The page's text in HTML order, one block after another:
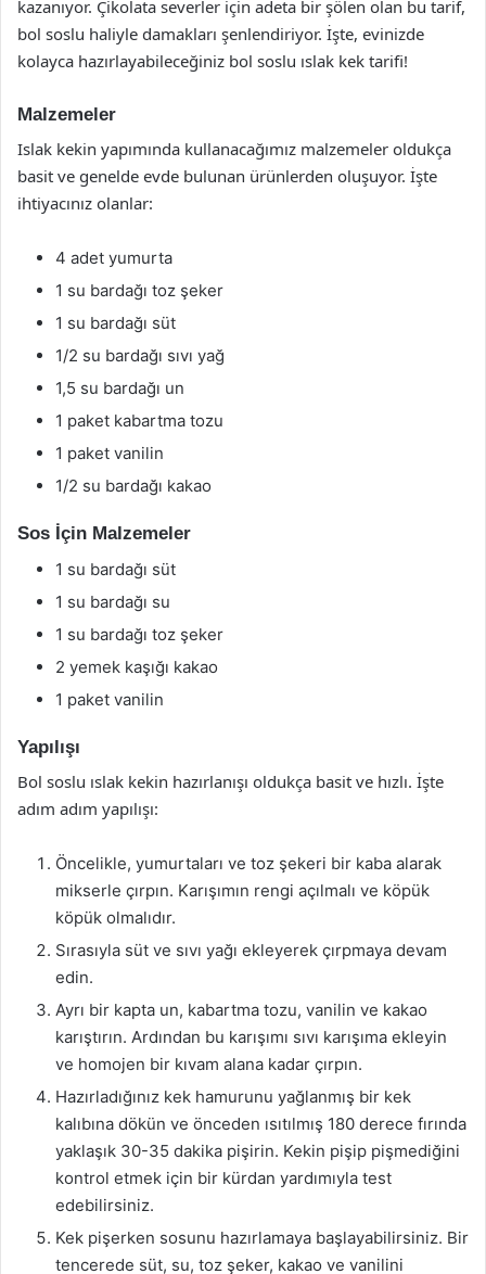
kazanıyor. Çikolata severler için adeta bir şölen olan bu tarif,
bol soslu haliyle damakları şenlendiriyor. İşte, evinizde
kolayca hazırlayabileceğiniz bol soslu ıslak kek tarifi!
Malzemeler
Islak kekin yapımında kullanacağımız malzemeler oldukça
basit ve genelde evde bulunan ürünlerden oluşuyor. İşte
ihtiyacınız olanlar:
4 adet yumurta
1 su bardağı toz şeker
1 su bardağı süt
1/2 su bardağı sıvı yağ
1,5 su bardağı un
1 paket kabartma tozu
1 paket vanilin
1/2 su bardağı kakao
Sos İçin Malzemeler
1 su bardağı süt
1 su bardağı su
1 su bardağı toz şeker
2 yemek kaşığı kakao
1 paket vanilin
Yapılışı
Bol soslu ıslak kekin hazırlanışı oldukça basit ve hızlı. İşte
adım adım yapılışı:
Öncelikle, yumurtaları ve toz şekeri bir kaba alarak
mikserle çırpın. Karışımın rengi açılmalı ve köpük
köpük olmalıdır.
Sırasıyla süt ve sıvı yağı ekleyerek çırpmaya devam
edin.
Ayrı bir kapta un, kabartma tozu, vanilin ve kakao
karıştırın. Ardından bu karışımı sıvı karışıma ekleyin
ve homojen bir kıvam alana kadar çırpın.
Hazırladığınız kek hamurunu yağlanmış bir kek
kalıbına dökün ve önceden ısıtılmış 180 derece fırında
yaklaşık 30-35 dakika pişirin. Kekin pişip pişmediğini
kontrol etmek için bir kürdan yardımıyla test
edebilirsiniz.
Kek pişerken sosunu hazırlamaya başlayabilirsiniz. Bir
tencerede süt, su, toz şeker, kakao ve vanilini